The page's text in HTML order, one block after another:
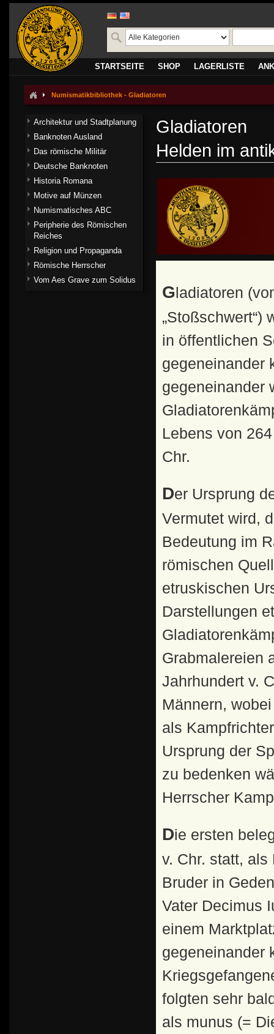
STARTSEITE SHOP LAGERLISTE
Numismatikbibliothek - Gladiatoren
Gladiatoren
Helden im
Gladiatoren (vom lateinischen gladius, einem
„Stoßschwert“)
in öffentlichen
gegeneinander
gegeneinander
Lebens von
Chr.
Der Ursprung der Spiele ist nicht vollständig geklärt.
Vermutet wird,
Bedeutung im
römischen
etruskischen
Darstellungen
Grabmalereien
Jahrhundert v.
Männern,
als
Ursprung der
zu bedenken
Herrscher
Die ersten belegten Gladiatorenspiele in Rom fanden 264
v. Chr. statt,
Bruder in
Vater Decimus
einem
gegeneinander
folgten sehr
als munus (=
Architektur und Stadtplanung
Banknoten Ausland
Das römische Militär
Deutsche Banknoten
Historia Romana
Motive auf Münzen
Numismatisches ABC
Peripherie des Römischen
Reiches
Religion und Propaganda
Römische Herrscher
Vom Aes Grave zum Solidus